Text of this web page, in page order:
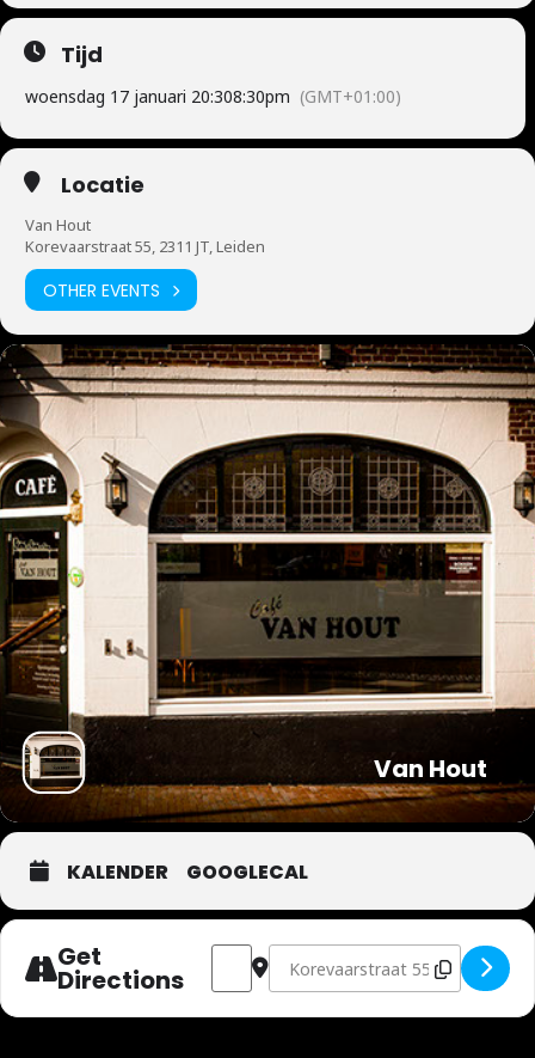
Tijd
woensdag 17 januari 20:308:30pm (GMT+01:00)
Locatie
Van Hout
Korevaarstraat 55, 2311 JT, Leiden
OTHER EVENTS
Van Hout
KALENDER GOOGLECAL
Get
Directions
Address - De Deik [xTJ8qMYmA]
Destination Address - De Deik